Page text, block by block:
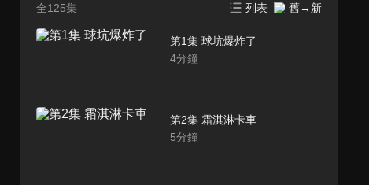
全125集 列表 舊→新
第1集 球坑爆炸了
4分鐘
第2集 霜淇淋卡車
5分鐘